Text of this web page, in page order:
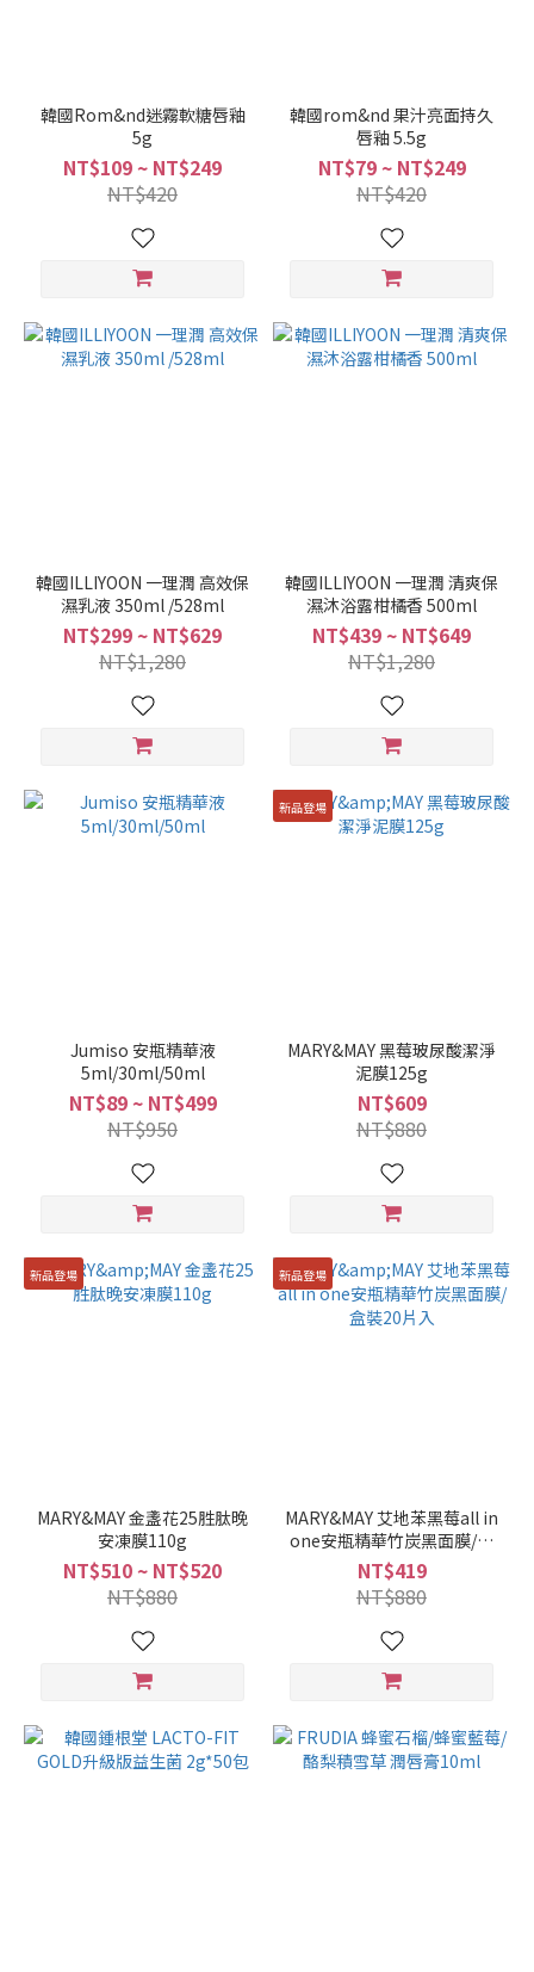
韓國Rom&nd迷霧軟糖唇釉
5g
NT$109 ~ NT$249
NT$420
韓國rom&nd 果汁亮面持久
唇釉 5.5g
NT$79 ~ NT$249
NT$420
韓國ILLIYOON 一理潤 高效保
濕乳液 350ml /528ml
NT$299 ~ NT$629
NT$1,280
韓國ILLIYOON 一理潤 清爽保
濕沐浴露柑橘香 500ml
NT$439 ~ NT$649
NT$1,280
Jumiso 安瓶精華液
5ml/30ml/50ml
NT$89 ~ NT$499
NT$950
新品登場
MARY&MAY 黑莓玻尿酸潔淨
泥膜125g
NT$609
NT$880
新品登場
MARY&MAY 金盞花25胜肽晚
安凍膜110g
NT$510 ~ NT$520
NT$880
新品登場
MARY&MAY 艾地苯黑莓all in
one安瓶精華竹炭黑面膜/盒
裝20片入
NT$419
NT$880